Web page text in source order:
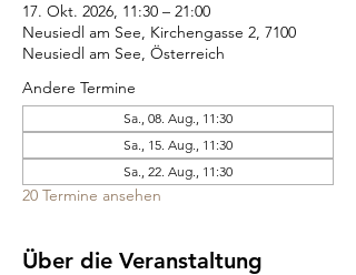
17. Okt. 2026, 11:30 – 21:00
Neusiedl am See, Kirchengasse 2, 7100
Neusiedl am See, Österreich
Andere Termine
Sa., 08. Aug., 11:30
Sa., 15. Aug., 11:30
Sa., 22. Aug., 11:30
20 Termine ansehen
Über die Veranstaltung